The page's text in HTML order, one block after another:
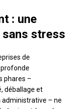
: une
sans stress
de
phares –
déballage et
– ne